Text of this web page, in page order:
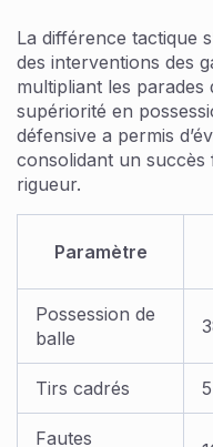
La différence tactique
des interventions des
multipliant les parades
supériorité en
défensive a permis
consolidant un succès
rigueur.
Paramètre
Possession de
balle
Tirs cadrés 5
Fautes